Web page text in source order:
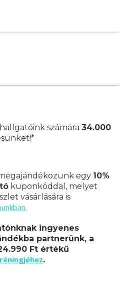
számára 34.000
egy 10%
kuponkóddal, melyet
vásárlására is
ingyenes
partnerünk, a
Ft értékű
.